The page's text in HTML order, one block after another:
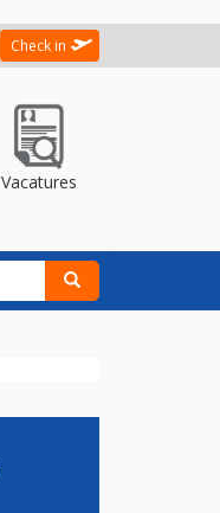
Check in
Vacatures